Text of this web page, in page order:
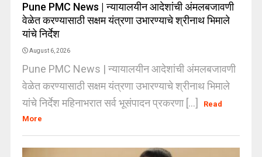
Pune PMC News | न्यायालयीन आदेशांची अंमलबजावणी
वेळेत करण्यासाठी सक्षम यंत्रणा उभारण्याचे श्रीनाथ भिमाले
यांचे निर्देश
August 6, 2026
Pune PMC News | न्यायालयीन आदेशांची अंमलबजावणी
वेळेत करण्यासाठी सक्षम यंत्रणा उभारण्याचे श्रीनाथ भिमाले
यांचे निर्देश महिनाभरात सर्व भूसंपादन प्रकरणा [...]
Read
More